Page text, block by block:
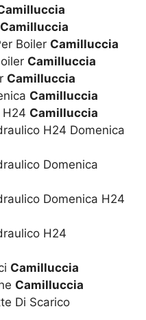
Camilluccia
Boiler Camilluccia
Camilluccia
Camilluccia
Camilluccia
H24 Camilluccia
H24 Domenica
Domenica
Domenica H24
H24
Camilluccia
Camilluccia
Di Scarico